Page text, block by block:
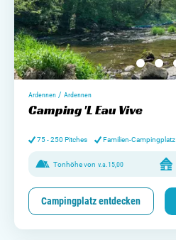
Ardennen / Ardennen
Camping 'L Eau Vive
75 - 250 Pitches Familien-Campingplatz
Tonhöhe von v.a. 15,00
Campingplatz entdecken